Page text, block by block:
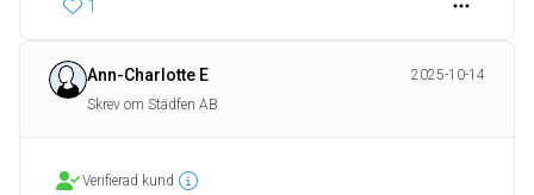
1
Ann-Charlotte E
2025-10-14
Skrev om Städfen AB
Verifierad kund